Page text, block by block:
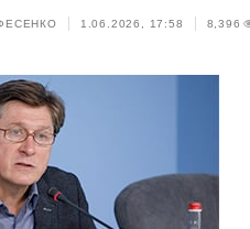
1.06.2026, 17:58 8,396